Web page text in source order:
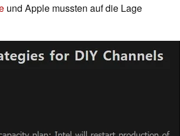
und Apple mussten auf die Lage